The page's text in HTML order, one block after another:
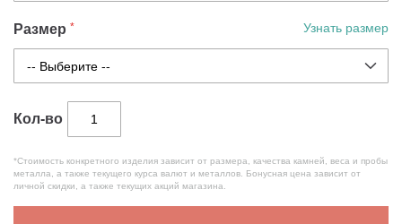
Размер Узнать размер
Кол-во
*Стоимость конкретного изделия зависит от размера, качества камней, веса и пробы
металла, а также текущего курса валют и металлов. Бонусная цена зависит от
личной скидки, а также текущих акций магазина.